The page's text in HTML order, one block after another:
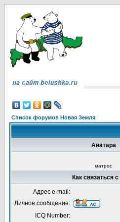
Список форумов Новая Земля
Аватара
матрос
Как связаться
Адрес e-mail:
Личное сообщение:
ICQ Number: